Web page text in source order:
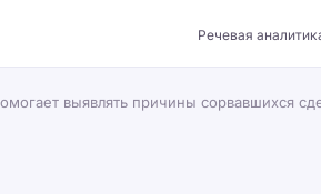
Речевая
выявлять причины сорвавшихся